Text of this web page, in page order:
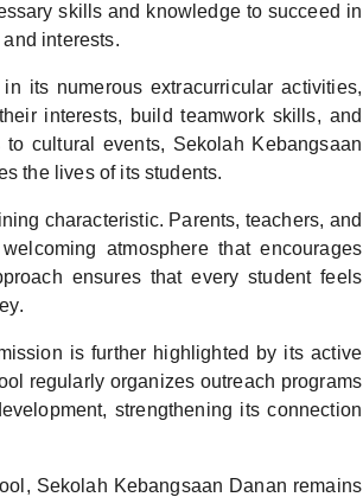
skills and knowledge to succeed in
interests.
its numerous extracurricular activities,
interests, build teamwork skills, and
cultural events, Sekolah Kebangsaan
the lives of its students.
characteristic. Parents, teachers, and
atmosphere that encourages
ensures that every student feels
is further highlighted by its active
regularly organizes outreach programs
strengthening its connection
Sekolah Kebangsaan Danan remains